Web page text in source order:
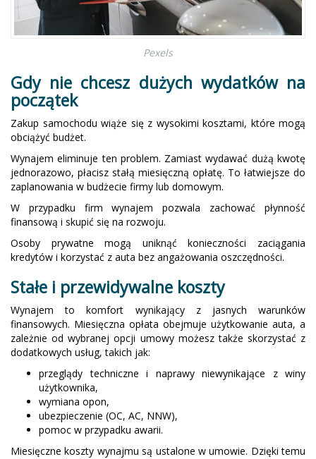
Pexels
Gdy nie chcesz dużych wydatków na
początek
Zakup samochodu wiąże się z wysokimi kosztami, które mogą
obciążyć budżet.
Wynajem eliminuje ten problem. Zamiast wydawać dużą kwotę
jednorazowo, płacisz stałą miesięczną opłatę. To łatwiejsze do
zaplanowania w budżecie firmy lub domowym.
W przypadku firm wynajem pozwala zachować płynność
finansową i skupić się na rozwoju.
Osoby prywatne mogą uniknąć konieczności zaciągania
kredytów i korzystać z auta bez angażowania oszczędności.
Stałe i przewidywalne koszty
Wynajem to komfort wynikający z jasnych warunków
finansowych. Miesięczna opłata obejmuje użytkowanie auta, a
zależnie od wybranej opcji umowy możesz także skorzystać z
dodatkowych usług, takich jak:
przeglądy techniczne i naprawy niewynikające z winy
użytkownika,
wymiana opon,
ubezpieczenie (OC, AC, NNW),
pomoc w przypadku awarii.
Miesięczne koszty wynajmu są ustalone w umowie. Dzięki temu